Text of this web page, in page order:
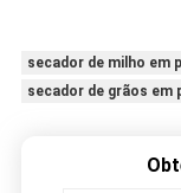
secador de milho em
secador de grãos em